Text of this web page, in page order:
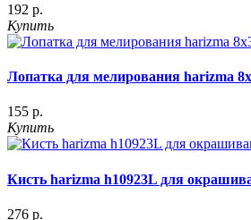
192 р.
Купить
Лопатка для мелирования harizma
155 р.
Купить
Кисть harizma h10923L для
276 р.